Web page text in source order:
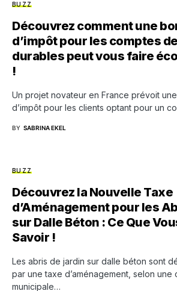
BUZZ
Découvrez comment une
d’impôt pour les comptes
durables peut vous faire
!
Un projet novateur en France prévoit
d’impôt pour les clients optant pour un
BY SABRINA EKEL
BUZZ
Découvrez la Nouvelle Taxe
d’Aménagement pour les
sur Dalle Béton : Ce Que
Savoir !
Les abris de jardin sur dalle béton sont
par une taxe d’aménagement, selon une
municipale…